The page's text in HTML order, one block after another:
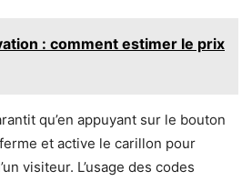
: comment estimer le prix
qu’en appuyant sur le bouton
et active le carillon pour
visiteur. L’usage des codes